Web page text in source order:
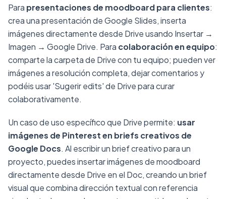
Para presentaciones de moodboard para clientes:
crea una presentación de Google Slides, inserta
imágenes directamente desde Drive usando Insertar →
Imagen → Google Drive. Para colaboración en equipo:
comparte la carpeta de Drive con tu equipo; pueden ver
imágenes a resolución completa, dejar comentarios y
podéis usar 'Sugerir edits' de Drive para curar
colaborativamente.
Un caso de uso específico que Drive permite: usar
imágenes de Pinterest en briefs creativos de
Google Docs. Al escribir un brief creativo para un
proyecto, puedes insertar imágenes de moodboard
directamente desde Drive en el Doc, creando un brief
visual que combina dirección textual con referencia